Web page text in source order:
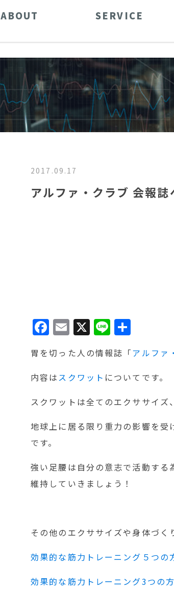
ABOUT SERVICE
2017.09.17
アルファ・クラブ 会報
Facebook
Email
X Line
胃を切った人の情報誌「アルファ
内容は スクワット についてです。
スクワットは全てのエクササイズ
地球上に居る限り重力の影響を受
です。
強い足腰は自分の意志で活動する
維持していきましょう！
その他のエクササイズや身体づ
効果的な筋力トレーニング５つの
効果的な筋力トレーニング3つの